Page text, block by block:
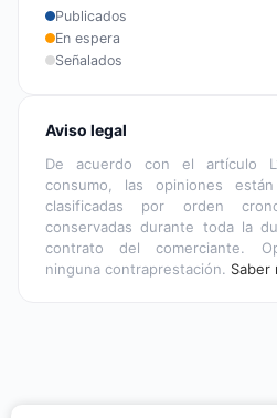
Publicados
En espera
Señalados
Aviso legal
De acuerdo con el artículo
consumo, las opiniones
clasificadas por orden
conservadas durante toda la
contrato del comerciante.
ninguna contraprestación. Saber